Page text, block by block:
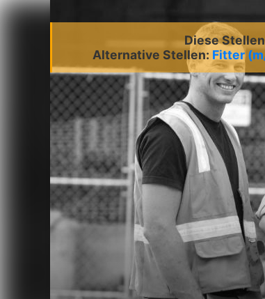
Diese
Alternative Stellen: Fitter